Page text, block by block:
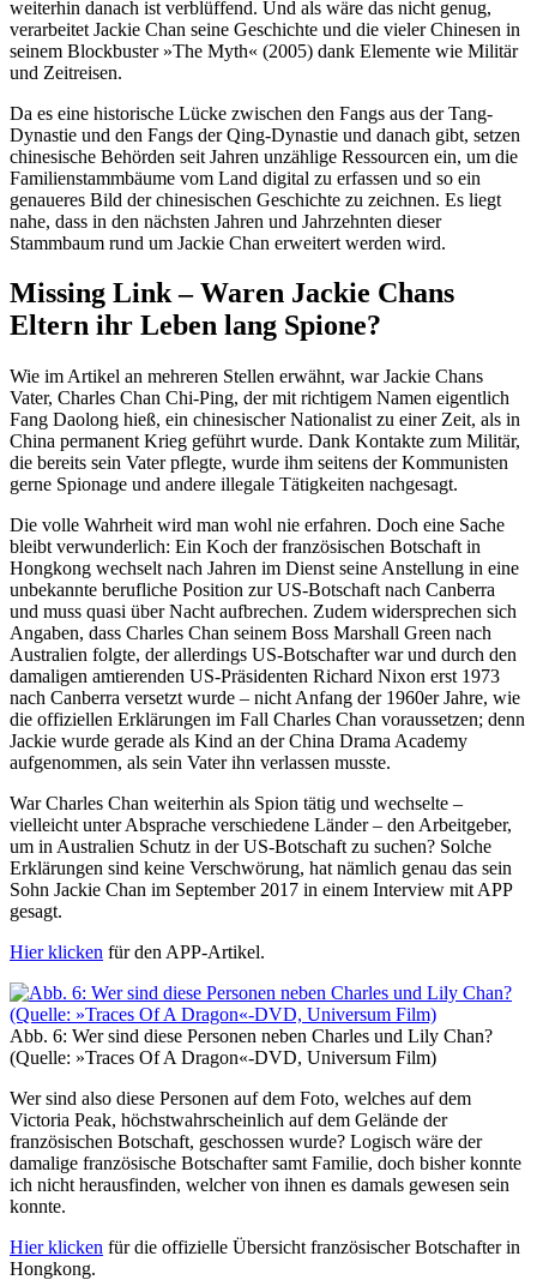
weiterhin danach ist verblüffend. Und als wäre das nicht genug,
verarbeitet Jackie Chan seine Geschichte und die vieler Chinesen in
seinem Blockbuster »The Myth« (2005) dank Elemente wie Militär
und Zeitreisen.
Da es eine historische Lücke zwischen den Fangs aus der Tang-
Dynastie und den Fangs der Qing-Dynastie und danach gibt, setzen
chinesische Behörden seit Jahren unzählige Ressourcen ein, um die
Familienstammbäume vom Land digital zu erfassen und so ein
genaueres Bild der chinesischen Geschichte zu zeichnen. Es liegt
nahe, dass in den nächsten Jahren und Jahrzehnten dieser
Stammbaum rund um Jackie Chan erweitert werden wird.
Missing Link – Waren Jackie Chans
Eltern ihr Leben lang Spione?
Wie im Artikel an mehreren Stellen erwähnt, war Jackie Chans
Vater, Charles Chan Chi-Ping, der mit richtigem Namen eigentlich
Fang Daolong hieß, ein chinesischer Nationalist zu einer Zeit, als in
China permanent Krieg geführt wurde. Dank Kontakte zum Militär,
die bereits sein Vater pflegte, wurde ihm seitens der Kommunisten
gerne Spionage und andere illegale Tätigkeiten nachgesagt.
Die volle Wahrheit wird man wohl nie erfahren. Doch eine Sache
bleibt verwunderlich: Ein Koch der französischen Botschaft in
Hongkong wechselt nach Jahren im Dienst seine Anstellung in eine
unbekannte berufliche Position zur US-Botschaft nach Canberra
und muss quasi über Nacht aufbrechen. Zudem widersprechen sich
Angaben, dass Charles Chan seinem Boss Marshall Green nach
Australien folgte, der allerdings US-Botschafter war und durch den
damaligen amtierenden US-Präsidenten Richard Nixon erst 1973
nach Canberra versetzt wurde – nicht Anfang der 1960er Jahre, wie
die offiziellen Erklärungen im Fall Charles Chan voraussetzen; denn
Jackie wurde gerade als Kind an der China Drama Academy
aufgenommen, als sein Vater ihn verlassen musste.
War Charles Chan weiterhin als Spion tätig und wechselte –
vielleicht unter Absprache verschiedene Länder – den Arbeitgeber,
um in Australien Schutz in der US-Botschaft zu suchen? Solche
Erklärungen sind keine Verschwörung, hat nämlich genau das sein
Sohn Jackie Chan im September 2017 in einem Interview mit APP
gesagt.
Hier klicken für den APP-Artikel.
Abb. 6: Wer sind diese Personen neben Charles und Lily Chan?
(Quelle: »Traces Of A Dragon«-DVD, Universum Film)
Wer sind also diese Personen auf dem Foto, welches auf dem
Victoria Peak, höchstwahrscheinlich auf dem Gelände der
französischen Botschaft, geschossen wurde? Logisch wäre der
damalige französische Botschafter samt Familie, doch bisher konnte
ich nicht herausfinden, welcher von ihnen es damals gewesen sein
konnte.
Hier klicken für die offizielle Übersicht französischer Botschafter in
Hongkong.